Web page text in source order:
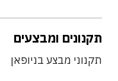
תקנונים ומבצעים
תקנוני מבצע בניופאן